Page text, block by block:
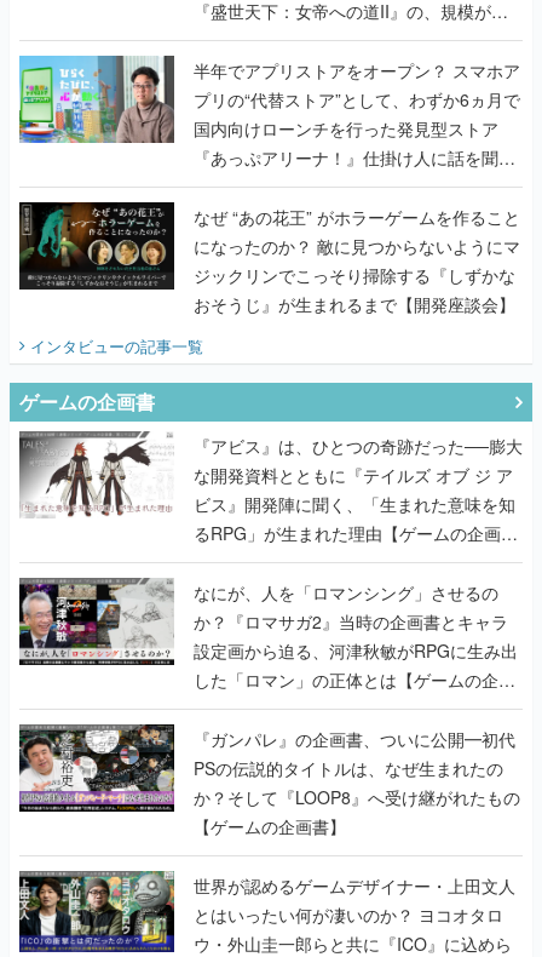
『盛世天下：女帝への道II』の、規模が違
うこだわりをプロデューサーに聞いた
半年でアプリストアをオープン？ スマホア
プリの“代替ストア”として、わずか6ヵ月で
国内向けローンチを行った発見型ストア
『あっぷアリーナ！』仕掛け人に話を聞い
てみた
なぜ “あの花王” がホラーゲームを作ること
になったのか？ 敵に見つからないようにマ
ジックリンでこっそり掃除する『しずかな
おそうじ』が生まれるまで【開発座談会】
インタビューの記事一覧
ゲームの企画書
『アビス』は、ひとつの奇跡だった──膨大
な開発資料とともに『テイルズ オブ ジ ア
ビス』開発陣に聞く、「生まれた意味を知
るRPG」が生まれた理由【ゲームの企画
書】
なにが、人を「ロマンシング」させるの
か？『ロマサガ2』当時の企画書とキャラ
設定画から迫る、河津秋敏がRPGに生み出
した「ロマン」の正体とは【ゲームの企画
書】
『ガンパレ』の企画書、ついに公開━初代
PSの伝説的タイトルは、なぜ生まれたの
か？そして『LOOP8』へ受け継がれたもの
【ゲームの企画書】
世界が認めるゲームデザイナー・上田文人
とはいったい何が凄いのか？ ヨコオタロ
ウ・外山圭一郎らと共に『ICO』に込めら